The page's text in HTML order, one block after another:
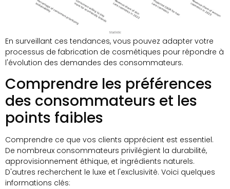
En surveillant ces tendances, vous pouvez adapter votre
processus de fabrication de cosmétiques pour répondre à
l'évolution des demandes des consommateurs.
Comprendre les préférences
des consommateurs et les
points faibles
Comprendre ce que vos clients apprécient est essentiel.
De nombreux consommateurs privilégient la durabilité,
approvisionnement éthique, et ingrédients naturels.
D'autres recherchent le luxe et l'exclusivité. Voici quelques
informations clés: